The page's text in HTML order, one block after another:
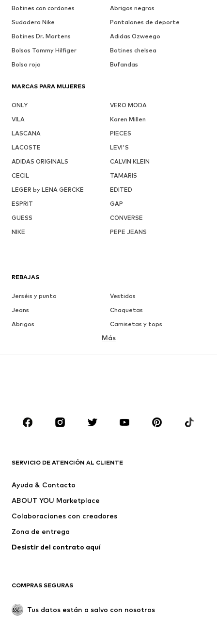
Botines con cordones
Abrigos negros
Sudadera Nike
Pantalones de deporte
Botines Dr. Martens
Adidas Ozweego
Bolsos Tommy Hilfiger
Botines chelsea
Bolso rojo
Bufandas
MARCAS PARA MUJERES
ONLY
VERO MODA
VILA
Karen Millen
LASCANA
PIECES
LACOSTE
LEVI'S
ADIDAS ORIGINALS
CALVIN KLEIN
CECIL
TAMARIS
LEGER by LENA GERCKE
EDITED
ESPRIT
GAP
GUESS
CONVERSE
NIKE
PEPE JEANS
REBAJAS
Jerséis y punto
Vestidos
Jeans
Chaquetas
Abrigos
Camisetas y tops
Ropa interior
Faldas
Blusas y camisas
Zapatos
Deporte
Vestidos
Camisetas y tops
Chaquetas
Jerséis y punto
Ropa interior
Abrigos
Tallas grandes
Reciclado
Más
SERVICIO DE ATENCIÓN AL CLIENTE
Ayuda & Contacto
ABOUT YOU Marketplace
Colaboraciones con creadores
Zona de entrega
Desistir del contrato aquí
COMPRAS SEGURAS
Tus datos están a salvo con nosotros